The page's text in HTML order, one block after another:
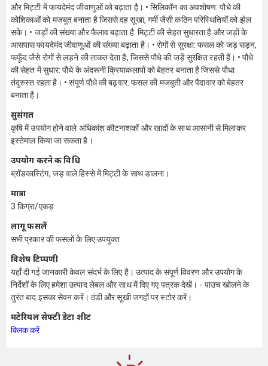
और मिट्टी में फायदेमंद जीवाणुओं को बढ़ाता है। • सिलिकॉन का अवशोषण: पौधे की
कोशिकाओं को मजबूत बनाता है जिससे वह सूखा, गर्मी जैसी कठिन परिस्थितियों को झेल
सके। • जड़ों की संख्या और फैलाव बढ़ाता है: मिट्टी की सेहत सुधारता है और जड़ों के
आसपास फायदेमंद जीवाणुओं की संख्या बढ़ाता है। • रोगों से सुरक्षा: फसल को जड़ सड़न,
फफूँद जैसे रोगों से लड़ने की ताकत देता है, जिससे पौधे की जड़ें सुरक्षित रहती हैं। • पौधे
की सेहत में सुधार: पौधे के अंदरूनी क्रियाकलापों को बेहतर बनाता है जिससे पौधा
तंदुरुस्त रहता है। • संपूर्ण पौधे की बढ़वार: फसल की मजबूती और पैदावार को बेहतर
बनाता है।
सुसंगत
कृषि में उपयोग होने वाले अधिकांश कीटनाशकों और खादों के साथ आसानी से मिलाकर
इस्तेमाल किया जा सकता है।
उपयोग करने की विधि
ब्रॉडकास्टिंग, जड़ वाले हिस्से में मिट्टी के साथ डालना।
मात्रा
3 किग्रा/एकड़
लागू फसलें
सभी प्रकार की फसलों के लिए उपयुक्त
विशेष टिप्पणी
यहाँ दी गई जानकारी केवल संदर्भ के लिए है। उत्पाद के संपूर्ण विवरण और उपयोग के
निर्देशों के लिए हमेशा उत्पाद लेबल और साथ में दिए गए पत्रक देखें। - पाउच खोलने के
तुरंत बाद इसका सेवन करें। ठंडी और सूखी जगहों पर स्टोर करें।
मटेरियल सेफ्टी डेटा शीट
क्लिक करें